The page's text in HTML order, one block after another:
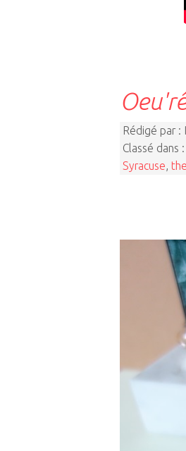
Rédigé par
Classé dans :
Syracuse,